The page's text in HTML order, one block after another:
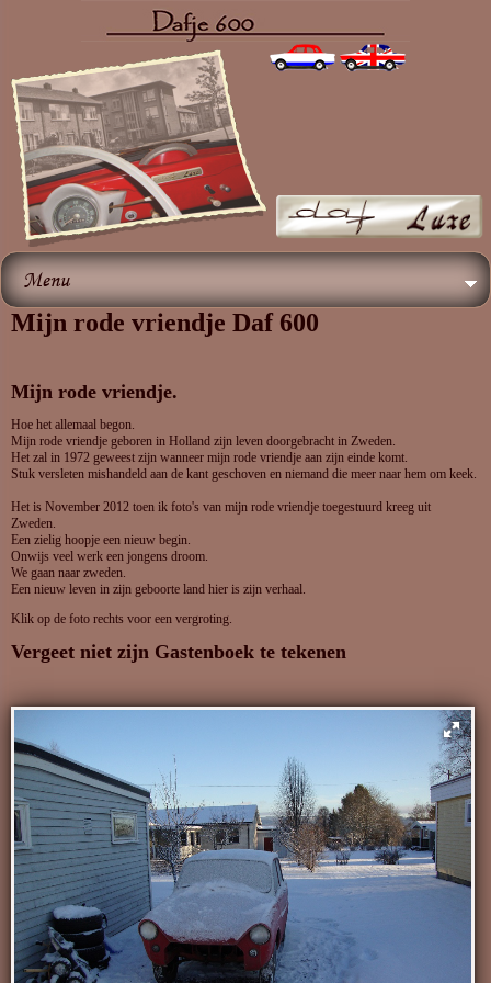
Menu
Mijn rode vriendje Daf 600
Mijn rode vriendje.
Hoe het allemaal begon.
Mijn rode vriendje geboren in Holland zijn leven doorgebracht in Zweden.
Het zal in 1972 geweest zijn wanneer mijn rode vriendje aan zijn einde komt.
Stuk versleten mishandeld aan de kant geschoven en niemand die meer naar hem om keek.
Het is November 2012 toen ik foto's van mijn rode vriendje toegestuurd kreeg uit
Zweden.
Een zielig hoopje een nieuw begin.
Onwijs veel werk een jongens droom.
We gaan naar zweden.
Een nieuw leven in zijn geboorte land hier is zijn verhaal.
Klik op de foto rechts voor een vergroting.
Vergeet niet zijn Gastenboek te tekenen